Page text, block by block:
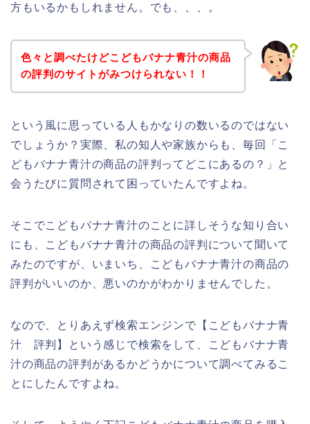
方もいるかもしれません。でも、、、。
色々と調べたけどこどもバナナ青汁の商品
の評判のサイトがみつけられない！！
という風に思っている人もかなりの数いるのではない
でしょうか？実際、私の知人や家族からも、毎回「こ
どもバナナ青汁の商品の評判ってどこにあるの？」と
会うたびに質問されて困っていたんですよね。
そこでこどもバナナ青汁のことに詳しそうな知り合い
にも、こどもバナナ青汁の商品の評判について聞いて
みたのですが、いまいち、こどもバナナ青汁の商品の
評判がいいのか、悪いのかがわかりませんでした。
なので、とりあえず検索エンジンで【こどもバナナ青
汁 評判】という感じで検索をして、こどもバナナ青
汁の商品の評判があるかどうかについて調べてみるこ
とにしたんですよね。